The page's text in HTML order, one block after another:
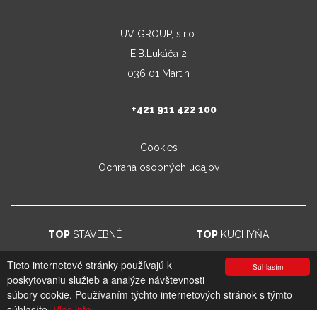
Súhlasím
Tieto internetové stránky používajú k
poskytovaniu služieb a analýze návštevnosti
súbory cookie. Používaním týchto internetových stránok s týmto
UV GROUP, s.r.o.
E.B.Lukáča 2
036 01 Martin
+421 911 422 100
Cookies
Ochrana osobných údajov
TOPSTAVEBNÉ TOP KUCHYŇA
© 2026. UV GROUP s.r.o. | Created by CTS Europe s.r.o.